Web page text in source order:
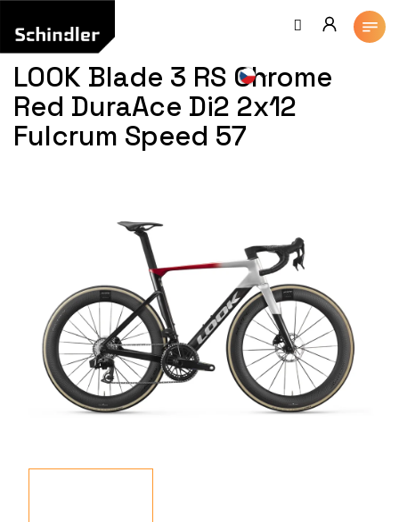
obsah
LOOK Blade 3 RS Chrome
Red DuraAce Di2 2x12
Fulcrum Speed 57